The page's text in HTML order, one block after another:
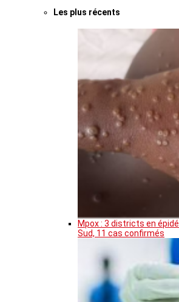
Les plus récents
Mpox : 3 districts en
Sud, 11 cas confirmés